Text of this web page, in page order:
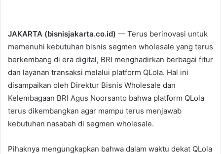
JAKARTA (bisnisjakarta.co.id) — Terus berinovasi untuk
memenuhi kebutuhan bisnis segmen wholesale yang terus
berkembang di era digital, BRI menghadirkan berbagai fitur
dan layanan transaksi melalui platform QLola. Hal ini
disampaikan oleh Direktur Bisnis Wholesale dan
Kelembagaan BRI Agus Noorsanto bahwa platform QLola
terus dikembangkan agar mampu terus menjawab
kebutuhan nasabah di segmen wholesale.
Pihaknya mengungkapkan bahwa dalam waktu dekat QLola